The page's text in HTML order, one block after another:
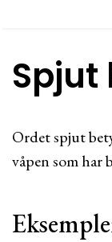
Spjut
Ordet spjut
våpen som